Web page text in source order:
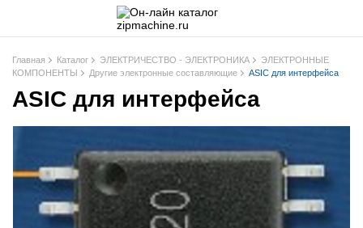
Главная Каталог ЭЛЕКТРИЧЕСТВО - ЭЛЕКТРОНИКА
ЭЛЕКТРОННЫЕ
КОМПОНЕНТЫ
Другие электронные составляющие ASIC для интерфейса
ASIC для интерфейса